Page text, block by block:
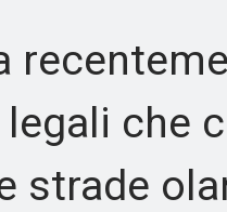
che
strade